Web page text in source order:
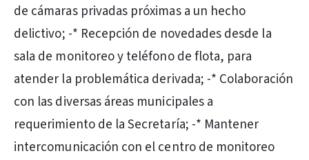
de cámaras privadas próximas a un hecho
delictivo; -* Recepción de novedades desde la
sala de monitoreo y teléfono de flota, para
atender la problemática derivada; -* Colaboración
con las diversas áreas municipales a
requerimiento de la Secretaría; -* Mantener
intercomunicación con el centro de monitoreo